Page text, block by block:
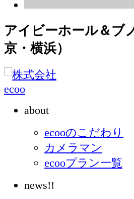
アイビーホール＆ブ
京・横浜）
about
ecooのこだわり
カメラマン
ecooプラン一覧
news!!